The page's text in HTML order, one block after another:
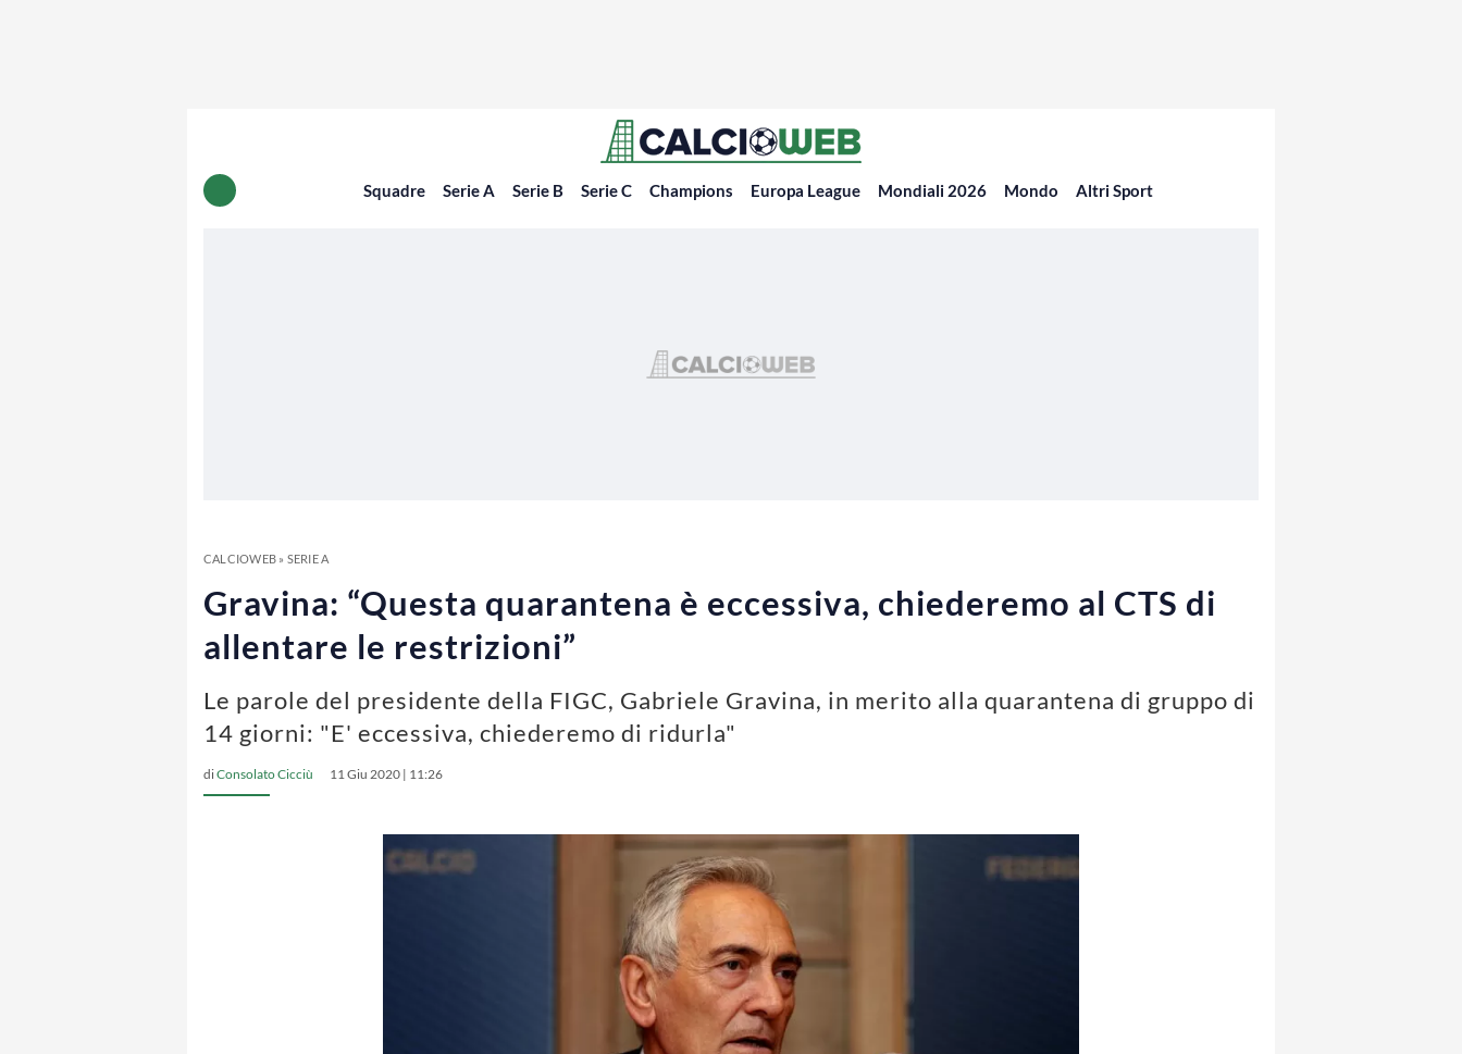
Squadre Serie A Serie B Serie C Champions Europa League Mondiali 2026 Mondo Altri Sport
CALCIOWEB» SERIE A
Gravina: “Questa quarantena è eccessiva, chiederemo al CTS di
allentare le restrizioni”
Le parole del presidente della FIGC, Gabriele Gravina, in merito alla quarantena di gruppo di
14 giorni: "E' eccessiva, chiederemo di ridurla"
diConsolato Cicciù 11 Giu 2020 | 11:26